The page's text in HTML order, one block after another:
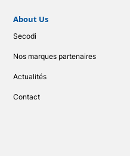
About Us
Secodi
Nos marques partenaires
Actualités
Contact